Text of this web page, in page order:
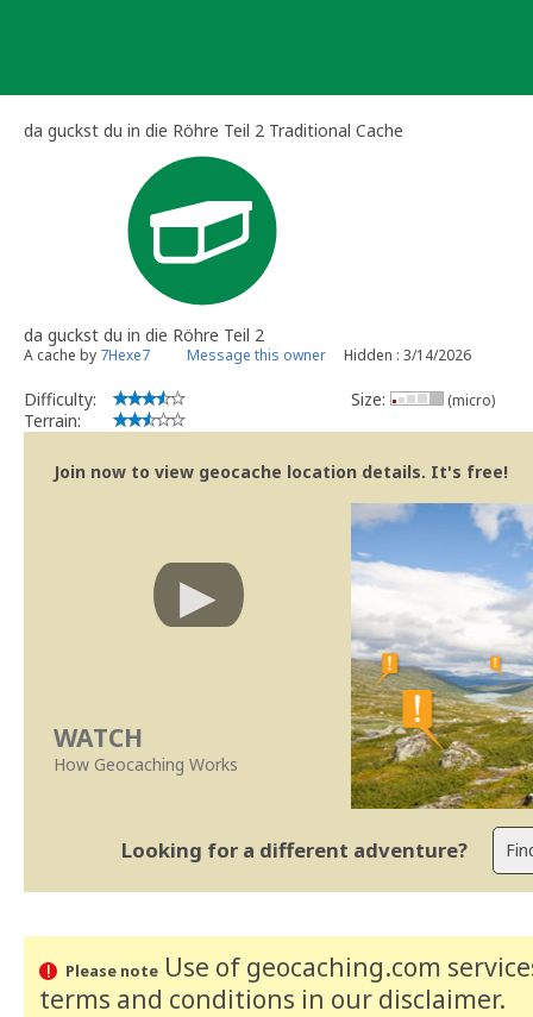
da guckst du in die Röhre Teil 2 Traditional Cache
da guckst du in die Röhre Teil 2
A cache by 7Hexe7 Message this owner Hidden : 3/14/2026
Difficulty:
Terrain:
Size: (micro)
Join now to view geocache location details. It's free!
WATCH
How Geocaching Works
Looking for a different adventure?
Please noteUse of geocaching.com
terms and conditions in our disclaimer.